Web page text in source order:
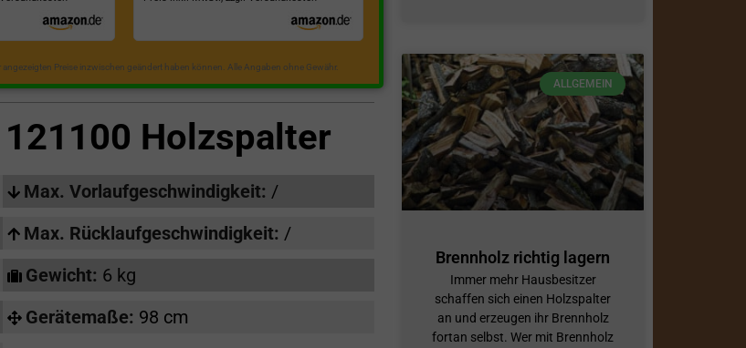
Preise inzwischen geändert haben können. Alle Angaben ohne Gewähr.
121100 Holzspalter
Max. Vorlaufgeschwindigkeit: /
Max. Rücklaufgeschwindigkeit: /
Gewicht: 6 kg
Gerätemaße: 98 cm
ALLGEMEIN
Brennholz richtig lagern
Immer mehr Hausbesitzer
schaffen sich einen Holzspalter
an und erzeugen ihr Brennholz
fortan selbst. Wer mit Brennholz